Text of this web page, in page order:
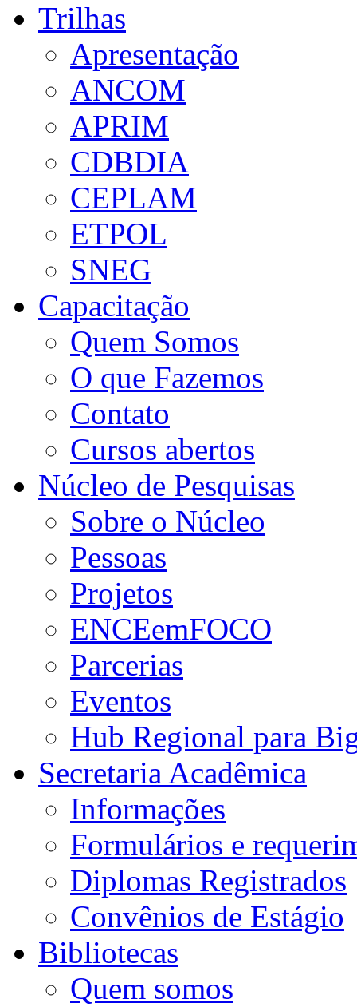
Trilhas
Apresentação
ANCOM
APRIM
CDBDIA
CEPLAM
ETPOL
SNEG
Capacitação
Quem Somos
O que Fazemos
Contato
Cursos abertos
Núcleo de Pesquisas
Sobre o Núcleo
Pessoas
Projetos
ENCEemFOCO
Parcerias
Eventos
Hub Regional para
Secretaria Acadêmica
Informações
Formulários e
Diplomas Registrados
Convênios de Estágio
Bibliotecas
Quem somos